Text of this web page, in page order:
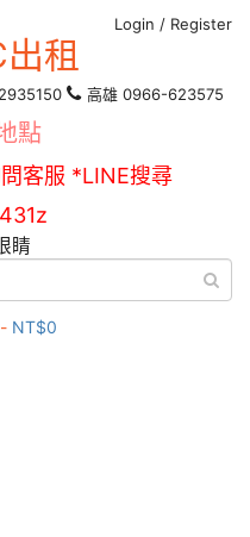
Login / Register
租
高雄 0966-623575
點
客服 *LINE搜尋
睛
NT$0